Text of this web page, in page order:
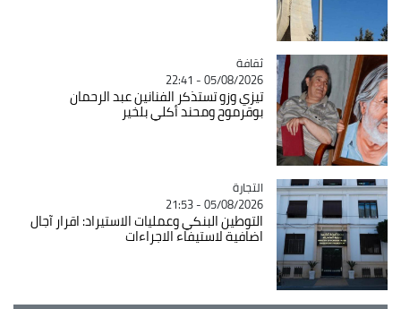
Catégorie
ثقافة
05/08/2026 - 22:41
تيزي وزو تستذكر الفنانين عبد الرحمان
بوقرموح ومحند أكلي بلخير
Catégorie
التجارة
05/08/2026 - 21:53
التوطين البنكي وعمليات الاستيراد: اقرار آجال
اضافية لاستيفاء الاجراءات